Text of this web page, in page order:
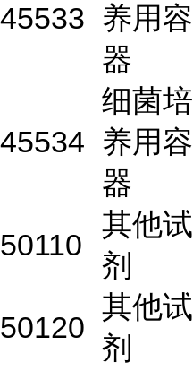
45533 养用容
器
45534
细菌培
养用容
器
50110
其他试
剂
50120
其他试
剂